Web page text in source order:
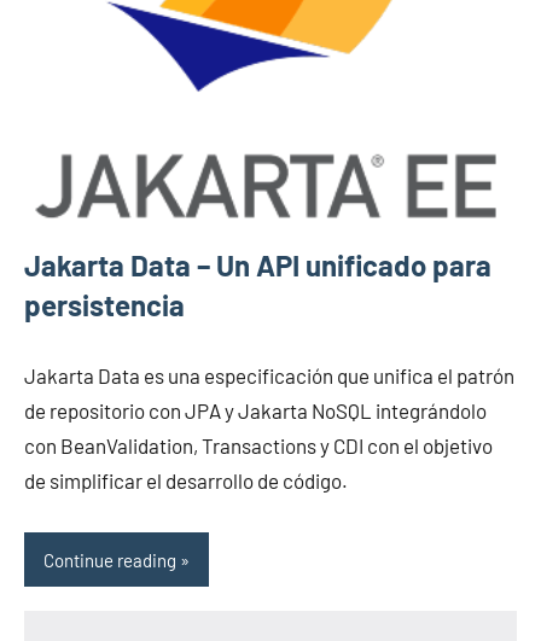
Jakarta Data – Un API unificado para
persistencia
Jakarta Data es una especificación que unifica el patrón
de repositorio con JPA y Jakarta NoSQL integrándolo
con BeanValidation, Transactions y CDI con el objetivo
de simplificar el desarrollo de código.
Continue reading